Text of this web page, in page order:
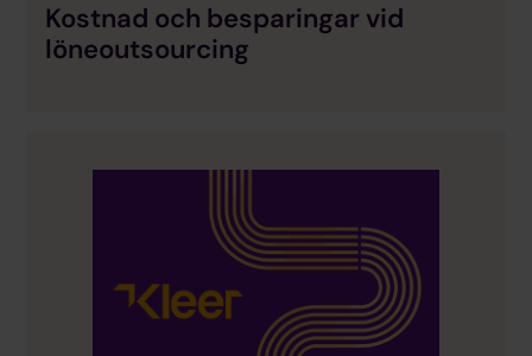
Kostnad och besparingar vid
löneoutsourcing